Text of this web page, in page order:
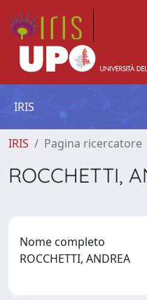
IRIS
IRIS Pagina ricercatore
ROCCHETTI,
Nome completo
ROCCHETTI, ANDREA